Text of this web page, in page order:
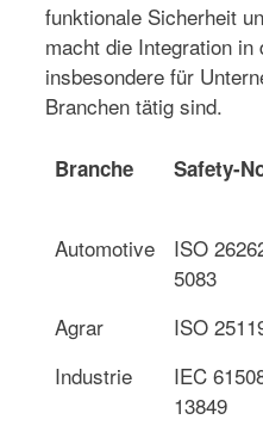
funktionale Sicherheit
macht die Integration
insbesondere für
Branchen tätig sind.
Branche Safety-
Automotive
ISO
5083
Agrar
ISO
Industrie
IEC
13849